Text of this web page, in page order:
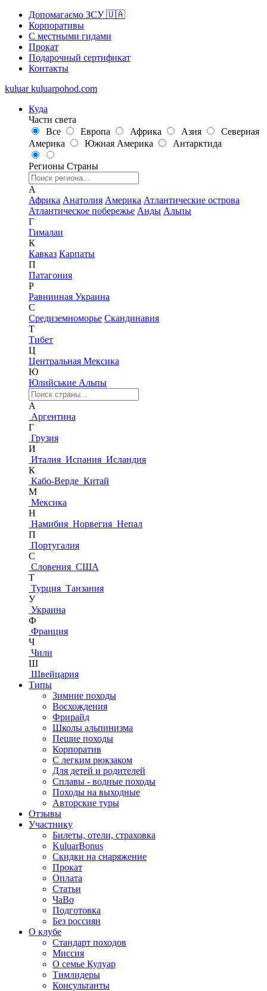
Допомагаємо ЗСУ 🇺🇦
Корпоративы
С местными гидами
Прокат
Подарочный сертификат
Контакты
kuluar kuluarpohod.com
Куда
Части света
Все
Европа Африка Азия
Северная
Америка
Южная Америка Антарктида
Регионы Страны
А
Африка Анатолия Америка Атлантические острова
Атлантическое побережье Анды Альпы
Г
Гималаи
К
Кавказ Карпаты
П
Патагония
Р
Равнинная Украина
С
Средиземноморье Скандинавия
Т
Тибет
Ц
Центральная Мексика
Ю
Юлийськие Альпы
А
Аргентина
Г
Грузия
И
Италия Испания Исландия
К
Кабо-Верде Китай
М
Мексика
Н
Намибия Норвегия Непал
П
Португалия
С
Словения США
Т
Турция Танзания
У
Украина
Ф
Франция
Ч
Чили
Ш
Швейцария
Типы
Зимние походы
Восхождения
Фрирайд
Школы альпинизма
Пешие походы
Корпоратив
С легким рюкзаком
Для детей и родителей
Сплавы - водные походы
Походы на выходные
Авторские туры
Отзывы
Участнику
Билеты, отели, страховка
KuluarBonus
Скидки на снаряжение
Прокат
Оплата
Статьи
ЧаВо
Подготовка
Без россиян
О клубе
Стандарт походов
Миссия
О семье Кулуар
Тимлидеры
Консультанты